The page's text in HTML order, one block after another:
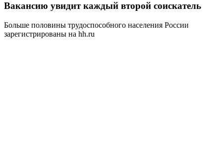
Вакансию увидит каждый второй соискатель
Больше половины трудоспособного населения России
зарегистрированы на hh.ru